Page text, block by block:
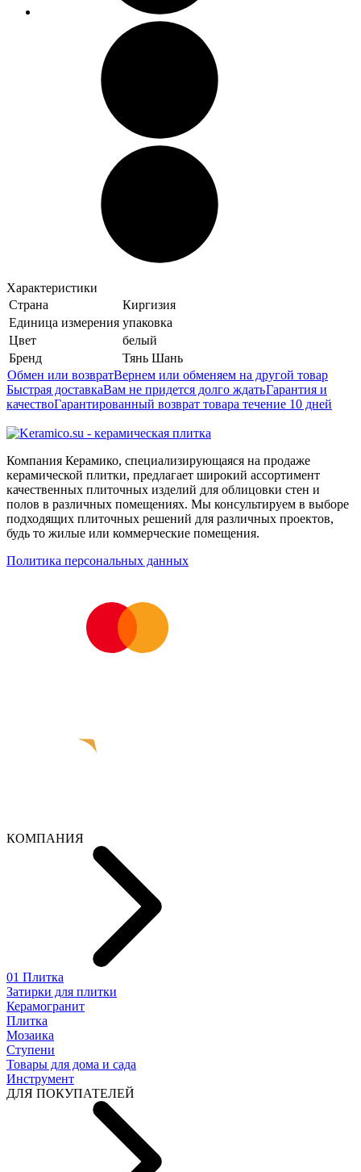
Характеристики
Страна
Киргизия
Единица измерения упаковка
Цвет
белый
Бренд
Тянь Шань
Обмен или возвратВернем или обменяем на другой товар
Быстрая доставкаВам не придется долго ждатьГарантия и
качествоГарантированный возврат товара течение 10 дней
Компания Керамико, специализирующаяся на продаже
керамической плитки, предлагает широкий ассортимент
качественных плиточных изделий для облицовки стен и
полов в различных помещениях. Мы консультируем в выборе
подходящих плиточных решений для различных проектов,
будь то жилые или коммерческие помещения.
Политика персональных данных
КОМПАНИЯ
01 Плитка
Затирки для плитки
Керамогранит
Плитка
Мозаика
Ступени
Товары для дома и сада
Инструмент
ДЛЯ ПОКУПАТЕЛЕЙ